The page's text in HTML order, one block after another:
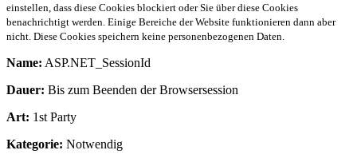
einstellen, dass diese Cookies blockiert oder Sie über diese Cookies
benachrichtigt werden. Einige Bereiche der Website funktionieren dann aber
nicht. Diese Cookies speichern keine personenbezogenen Daten.
Name: ASP.NET_SessionId
Dauer: Bis zum Beenden der Browsersession
Art: 1st Party
Kategorie: Notwendig